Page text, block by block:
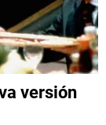
versión